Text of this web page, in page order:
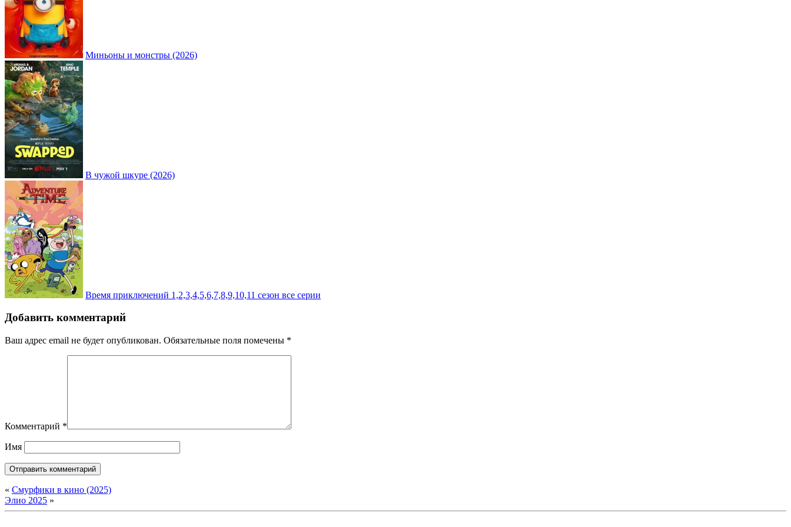
Миньоны и монстры (2026)
В чужой шкуре (2026)
Время приключений 1,2,3,4,5,6,7,8,9,10,11 сезон все серии
Добавить комментарий
Ваш адрес email не будет опубликован. Обязательные поля помечены *
Комментарий *
Имя
« Смурфики в кино (2025)
Элио 2025 »